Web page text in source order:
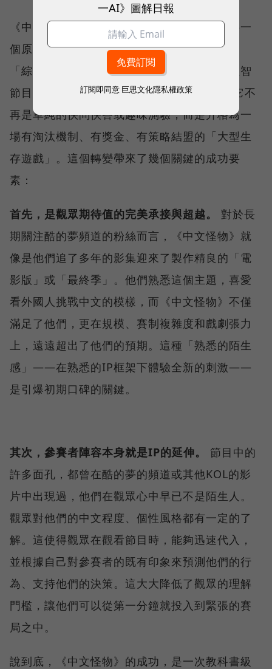
《中文怪物》正是站在這個堅實的基礎上，將一
個原本存在於單集影片中的趣味企劃，進行了
「綜藝化」與「IP化」的全面升級，從台灣益智
節目和Netflix韓國頂級綜藝形式得到養分，它不
再是單純的快問快答或趣味測驗，而是升格為一
場有淘汰機制、有獎金、有策略結盟的「大型生
存遊戲」。這個轉變帶來了幾個關鍵的成功要
素：
首先，是觀眾期待值的完美承接與超越。
對於長
期關注酷的夢頻道的粉絲而言，《中文怪物》就
像是他們追了多年的影集迎來了製作精良的「電
影版」或「最終季」。他們熟悉這個主題，喜愛
看外國人挑戰中文的模樣，而《中文怪物》不僅
滿足了他們，更在規模、賽制複雜度和戲劇張力
上，遠遠超出了他們的預期。這種「熟悉的陌生
感」——在熟悉的IP框架下體驗全新的刺激——
是引爆初期口碑的關鍵。
其次，參賽者陣容本身就是IP的延伸。
節目中的
許多面孔，都曾在酷的夢的頻道或其他KOL的影
片中出現過，他們在觀眾心中早已不是陌生人。
觀眾對他們的中文程度、個性風格都有一定的了
解。這使得觀眾在觀看節目時，能夠迅速代入，
並根據自己對參賽者的既有印象來預測他們的行
為、支持他們的決策。這大大降低了觀眾的理解
門檻，讓他們可以從第一分鐘就投入到緊張的賽
局之中。
說到底，《中文怪物》的成功，是一次教科書級
一AI》圖解日報
訂閱即同意 巨思文化隱私權政策